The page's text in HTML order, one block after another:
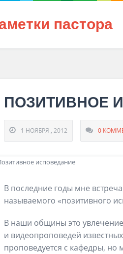
пастора
ПОЗИТИВНОЕ
1 НОЯБРЯ , 2012 0
В последние годы мне
называемого «позитивного
В наши общины это
и видеопроповедей
проповедуется с кафедры, но